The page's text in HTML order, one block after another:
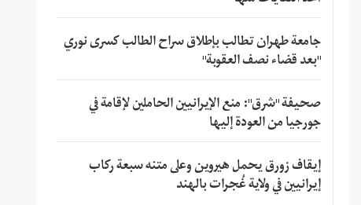
جامعة طهران تطالب بإطلاق سراح الطالب كسرى نوري
"بعد قضاء نصف العقوبة"
صحيفة "شرق": منع الإيرانيين الحاملين لإقامة في
جورجيا من العودة إليها
إيقاف زورق يحمل هيروين وعلى متنه سبعة ركاب
إيرانيين في ولاية غُجرات بالهند